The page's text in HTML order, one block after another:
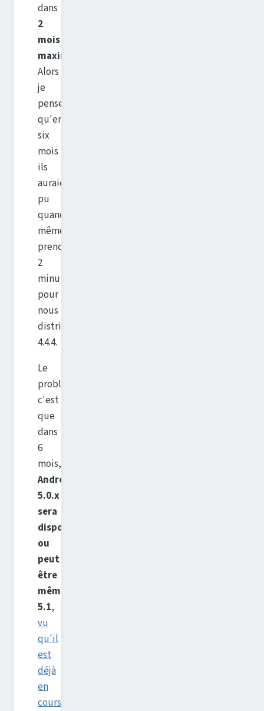
dans
2
mois
maximum
Alors
je
pense
qu'en
six
mois
ils
auraient
pu
quand
même
prendre
2
minutes
pour
nous
distribuer
4.4.4.
Le
problème
c'est
que
dans
6
mois,
Android
5.0.x
sera
disponible,
ou
peut
être
même
5.1,
vu
qu'il
est
déjà
en
cours